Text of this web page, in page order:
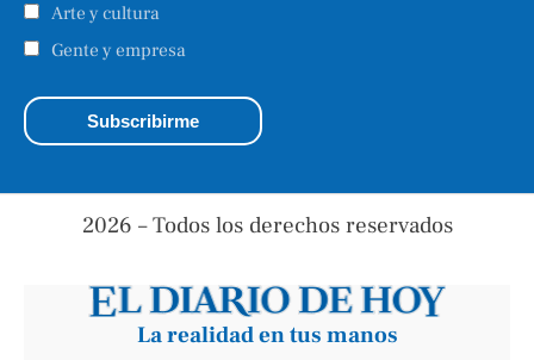
Arte y cultura
Gente y empresa
2026 – Todos los derechos reservados
La realidad en tus manos